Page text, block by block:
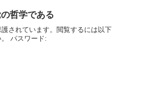
哲学である
されています。閲覧するには以下
パスワード: